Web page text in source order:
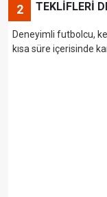
2 TEKLİFLERİ
Deneyimli futbolcu,
kısa süre içerisinde